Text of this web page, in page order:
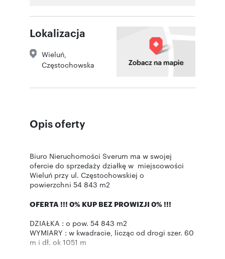
Lokalizacja
Wieluń
Częstochowska
Opis oferty
Biuro Nieruchomości Sverum ma w swojej
ofercie do sprzedaży działkę w miejscowości
Wieluń przy ul. Częstochowskiej o
powierzchni 54 843 m2
OFERTA !!! 0% KUP BEZ PROWIZJI 0% !!!
DZIAŁKA : o pow. 54 843 m2
WYMIARY : w kwadracie, licząc od drogi szer. 60
m i dł. ok 1051 m